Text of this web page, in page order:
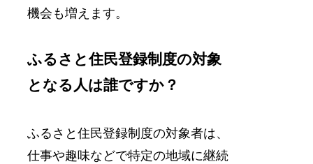
機会も増えます。
ふるさと住民登録制度の対象
となる人は誰ですか？
ふるさと住民登録制度の対象者は、
仕事や趣味などで特定の地域に継続